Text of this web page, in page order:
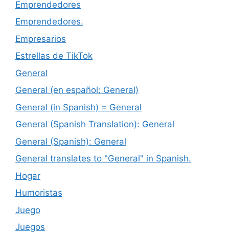
Emprendedores
Emprendedores.
Empresarios
Estrellas de TikTok
General
General (en español: General)
General (in Spanish) = General
General (Spanish Translation): General
General (Spanish): General
General translates to "General" in Spanish.
Hogar
Humoristas
Juego
Juegos